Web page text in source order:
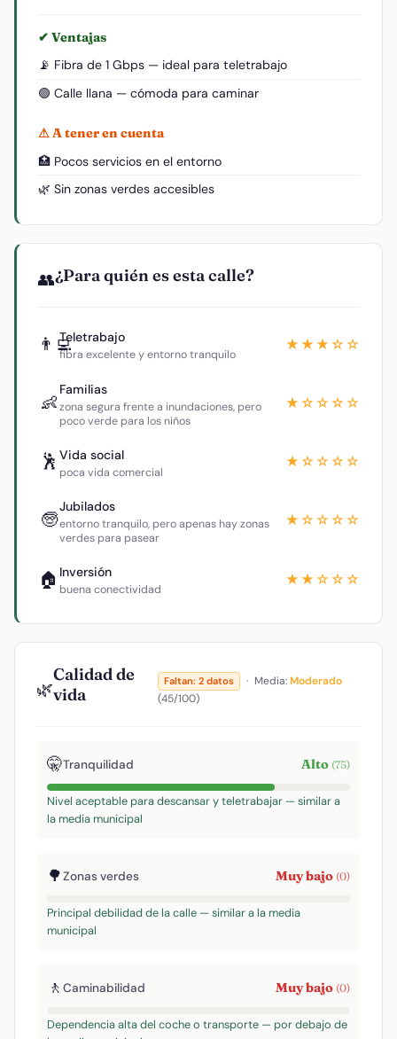
✔ Ventajas
📡 Fibra de 1 Gbps — ideal para teletrabajo
🟢 Calle llana — cómoda para caminar
⚠ A tener en cuenta
🏥 Pocos servicios en el entorno
🌿 Sin zonas verdes accesibles
👥¿Para quién es esta calle?
👨‍💻Teletrabajo
fibra excelente y entorno tranquilo
★★★☆☆
👶
Familias
zona segura frente a inundaciones, pero
poco verde para los niños
★☆☆☆☆
🕺 Vida social
poca vida comercial
★☆☆☆☆
🧓
Jubilados
entorno tranquilo, pero apenas hay zonas
verdes para pasear
★☆☆☆☆
🏠 Inversión
buena conectividad
★★☆☆☆
🌿
Calidad de
vida
Faltan: 2 datos · Media:Moderado
(45/100)
🤫Tranquilidad Alto (75)
Nivel aceptable para descansar y teletrabajar — similar a
la media municipal
🌳Zonas verdes Muy bajo (0)
Principal debilidad de la calle — similar a la media
municipal
🚶 Caminabilidad Muy bajo (0)
Dependencia alta del coche o transporte — por debajo de